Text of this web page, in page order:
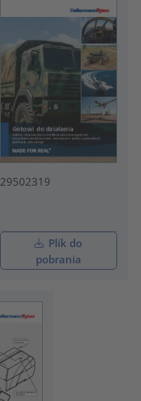
29502319
Plik do
pobrania